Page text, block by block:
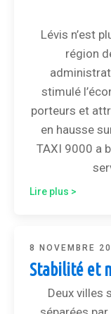
Lévis n’est
région
stimulé
porteurs et
en hausse
TAXI 9000 a
Lire plus >
8 NOVEMBRE
Stabilité et
Deux villes